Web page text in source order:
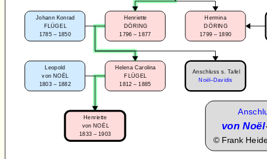
Hermina
DÖRING
1799 – 1890
Henriette
DÖRING
1796 – 1877
Johann Konrad
FLÜGEL
1785 – 1850
Helena Carolina
FLÜGEL
1812 – 1885
Leopold
von NOËL
1803 – 1882
Henriette
von NOËL
1833 – 1903
Anschluss s. Tafel
Noël–Davidis
von Noël
©Frank